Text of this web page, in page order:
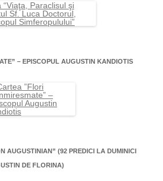
– EPISCOPUL AUGUSTIN KANDIOTIS
AUGUSTINIAN” (92 PREDICI LA DUMINICI
DE FLORINA)